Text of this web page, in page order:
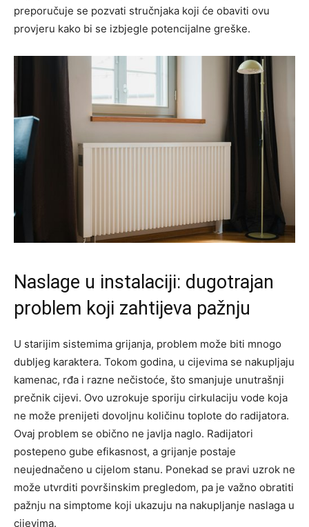
preporučuje se pozvati stručnjaka koji će obaviti ovu
provjeru kako bi se izbjegle potencijalne greške.
Naslage u instalaciji: dugotrajan
problem koji zahtijeva pažnju
U starijim sistemima grijanja, problem može biti mnogo
dubljeg karaktera. Tokom godina, u cijevima se nakupljaju
kamenac, rđa i razne nečistoće, što smanjuje unutrašnji
prečnik cijevi. Ovo uzrokuje sporiju cirkulaciju vode koja
ne može prenijeti dovoljnu količinu toplote do radijatora.
Ovaj problem se obično ne javlja naglo. Radijatori
postepeno gube efikasnost, a grijanje postaje
neujednačeno u cijelom stanu. Ponekad se pravi uzrok ne
može utvrditi površinskim pregledom, pa je važno obratiti
pažnju na simptome koji ukazuju na nakupljanje naslaga u
cijevima.